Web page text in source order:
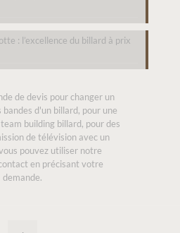
: l’excellence du billard à prix
de devis pour changer un
d'un billard, pour une
building billard, pour des
de télévision avec un
pouvez utiliser notre
en précisant votre
demande.